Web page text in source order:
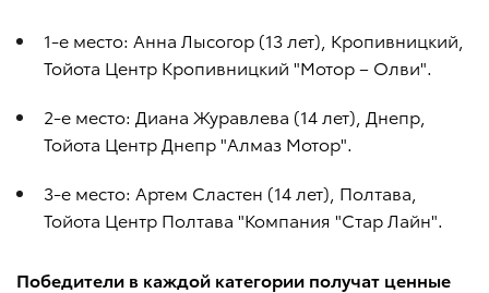
1-е место: Анна Лысогор (13 лет), Кропивницкий,
Тойота Центр Кропивницкий "Мотор – Олви".
2-е место: Диана Журавлева (14 лет), Днепр,
Тойота Центр Днепр "Алмаз Мотор".
3-е место: Артем Сластен (14 лет), Полтава,
Тойота Центр Полтава "Компания "Стар Лайн".
Победители в каждой категории получат ценные